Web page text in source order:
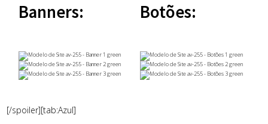
Banners: Botões:
[/spoiler][tab:Azul]